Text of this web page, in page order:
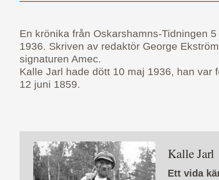
En krönika från Oskarshamns-Tidningen
1936. Skriven av redaktör George
signaturen Amec.
Kalle Jarl hade dött 10 maj 1936, han var
12 juni 1859.
Kalle Jarl
Ett vida